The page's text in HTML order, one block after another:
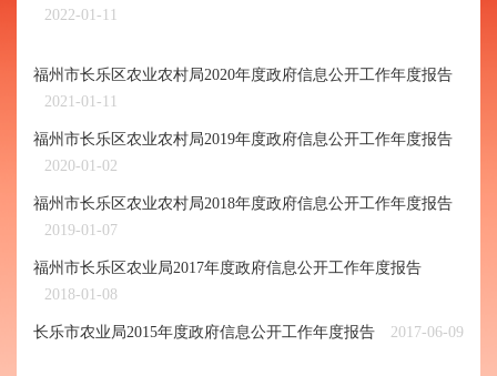
2022-01-11
福州市长乐区农业农村局2020年度政府信息公开工作年度报告
2021-01-11
福州市长乐区农业农村局2019年度政府信息公开工作年度报告
2020-01-02
福州市长乐区农业农村局2018年度政府信息公开工作年度报告
2019-01-07
福州市长乐区农业局2017年度政府信息公开工作年度报告
2018-01-08
长乐市农业局2015年度政府信息公开工作年度报告 2017-06-09